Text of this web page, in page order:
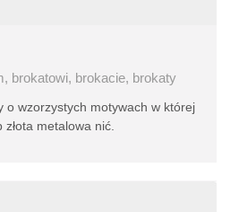
brokatowi, brokacie, brokaty
o wzorzystych motywach w której
metalowa nić.